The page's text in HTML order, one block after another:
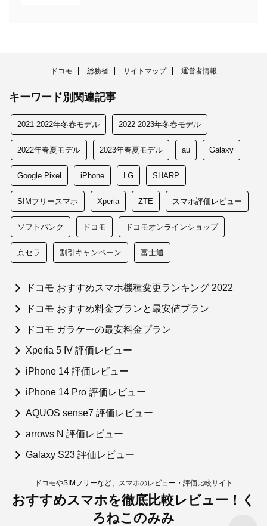
ドコモ 総務省 サイトマップ 運営者情報
キーワード別関連記事
2021-2022年冬春モデル 2022-2023年冬春モデル
2022年春夏モデル 2023年春夏モデル au Galaxy
Google Pixel iPhone LG SHARP
SIMフリースマホ Xperia ZTE スマホ評価レビュー
ソフトバンク ドコモ ドコモオンラインショップ
京セラ 割引キャンペーン 富士通
ドコモ おすすめスマホ機種変更ランキング 2022
ドコモ おすすめ料金プランと最安値プラン
ドコモ ガラケーの最安料金プラン
Xperia 5 IV 評価レビュー
iPhone 14 評価レビュー
iPhone 14 Pro 評価レビュー
AQUOS sense7 評価レビュー
arrows N 評価レビュー
Galaxy S23 評価レビュー
ドコモやSIMフリーなど、スマホのレビュー・評価比較サイト
おすすめスマホを徹底比較レビュー！く
ろねこのみみ